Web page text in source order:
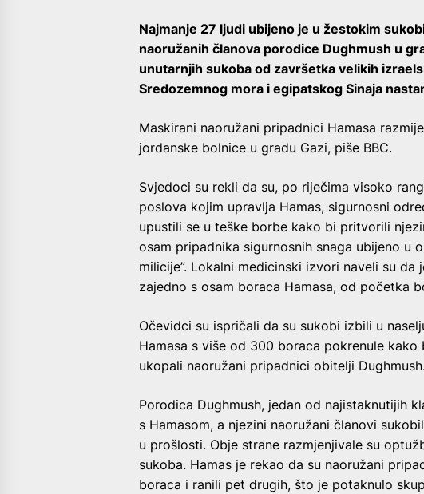
Najmanje 27 ljudi ubijeno je u žestokim
naoružanih članova porodice Dughmush u
unutarnjih sukoba od završetka velikih
Sredozemnog mora i egipatskog Sinaja
Maskirani naoružani pripadnici Hamasa
jordanske bolnice u gradu Gazi, piše BBC.
Svjedoci su rekli da su, po riječima visoko
poslova kojim upravlja Hamas, sigurnosni
upustili se u teške borbe kako bi pritvorili
osam pripadnika sigurnosnih snaga ubijeno u
milicije”. Lokalni medicinski izvori naveli su da
zajedno s osam boraca Hamasa, od početka
Očevidci su ispričali da su sukobi izbili u
Hamasa s više od 300 boraca pokrenule
ukopali naoružani pripadnici obitelji
Porodica Dughmush, jedan od najistaknutijih
s Hamasom, a njezini naoružani članovi
u prošlosti. Obje strane razmjenjivale su
sukoba. Hamas je rekao da su naoružani
boraca i ranili pet drugih, što je potaknulo